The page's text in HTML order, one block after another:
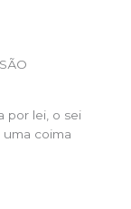
por lei, o sei
coima